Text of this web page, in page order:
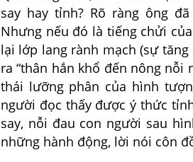
say hay tỉnh? Rõ ràng ông
Nhưng nếu đó là tiếng chửi
lại lớp lang rành mạch (sự
ra “thân hắn khổ đến nông nỗi
thái lưỡng phân của hình
người đọc thấy được ý thức
say, nỗi đau con người sau
những hành động, lời nói côn